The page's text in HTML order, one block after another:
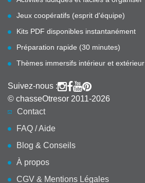
Jeux coopératifs (esprit d'équipe)
Kits PDF disponibles instantanément
Préparation rapide (30 minutes)
Thèmes immersifs intérieur et extérieur
Suivez-nous :
© chasseOtresor 2011-2026
Contact
FAQ / Aide
Blog & Conseils
À propos
CGV & Mentions Légales